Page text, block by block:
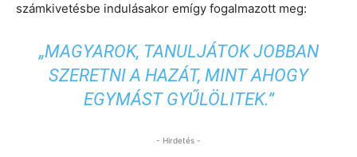
számkivetésbe indulásakor emígy fogalmazott meg:
„MAGYAROK, TANULJÁTOK JOBBAN
SZERETNI A HAZÁT, MINT AHOGY
EGYMÁST GYŰLÖLITEK.”
- Hirdetés -